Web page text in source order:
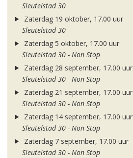
Sleutelstad 30
Zaterdag 19 oktober, 17.00 uur
Sleutelstad 30
Zaterdag 5 oktober, 17.00 uur
Sleutelstad 30 - Non Stop
Zaterdag 28 september, 17.00 uur
Sleutelstad 30 - Non Stop
Zaterdag 21 september, 17.00 uur
Sleutelstad 30 - Non Stop
Zaterdag 14 september, 17.00 uur
Sleutelstad 30 - Non Stop
Zaterdag 7 september, 17.00 uur
Sleutelstad 30 - Non Stop